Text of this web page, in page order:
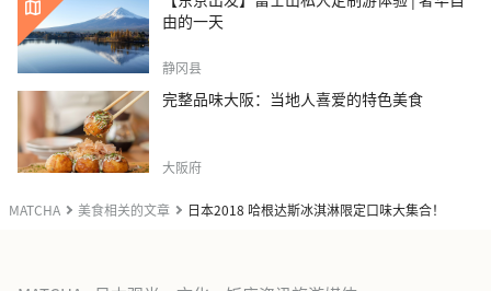
MATCHA 美食相关的文章 日本2018 哈根达斯冰淇淋限定口味大集合！
由的一天
静冈县
完整品味大阪：当地人喜爱的特色美食
大阪府